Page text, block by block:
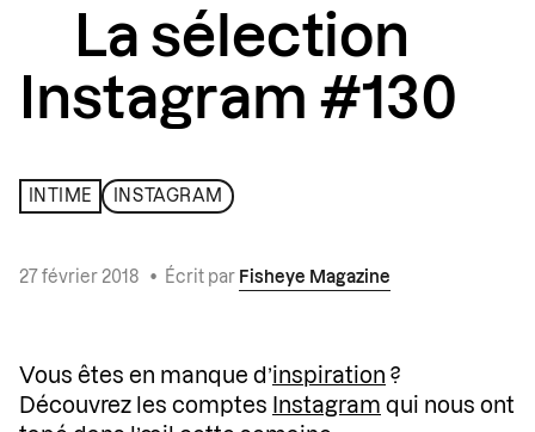
La sélection
Instagram #130
INTIME INSTAGRAM
27 février 2018 • Écrit par Fisheye Magazine
Vous êtes en manque d’inspiration ?
Découvrez les comptes
Instagram qui nous ont